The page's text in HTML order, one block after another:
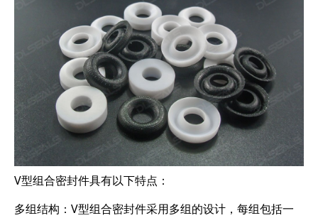
V型组合密封件具有以下特点：
多组结构：V型组合密封件采用多组的设计，每组包括一